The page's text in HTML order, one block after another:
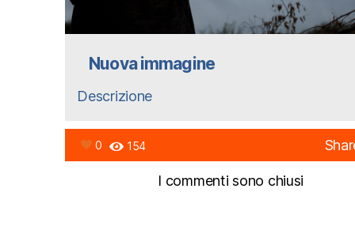
Nuova immagine
Descrizione
0 154
I commenti sono chiusi